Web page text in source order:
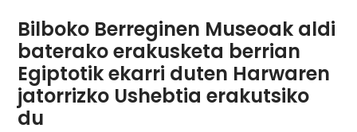
Bilboko Berreginen Museoak aldi
baterako erakusketa berrian
Egiptotik ekarri duten Harwaren
jatorrizko Ushebtia erakutsiko
du